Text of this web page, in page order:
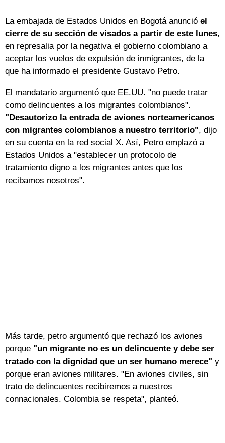
La embajada de Estados Unidos en Bogotá anunció el
cierre de su sección de visados a partir de este lunes,
en represalia por la negativa el gobierno colombiano a
aceptar los vuelos de expulsión de inmigrantes, de la
que ha informado el presidente Gustavo Petro.
El mandatario argumentó que EE.UU. "no puede tratar
como delincuentes a los migrantes colombianos".
"Desautorizo la entrada de aviones norteamericanos
con migrantes colombianos a nuestro territorio", dijo
en su cuenta en la red social X. Así, Petro emplazó a
Estados Unidos a "establecer un protocolo de
tratamiento digno a los migrantes antes que los
recibamos nosotros".
Más tarde, petro argumentó que rechazó los aviones
porque "un migrante no es un delincuente y debe ser
tratado con la dignidad que un ser humano merece" y
porque eran aviones militares. "En aviones civiles, sin
trato de delincuentes recibiremos a nuestros
connacionales. Colombia se respeta", planteó.